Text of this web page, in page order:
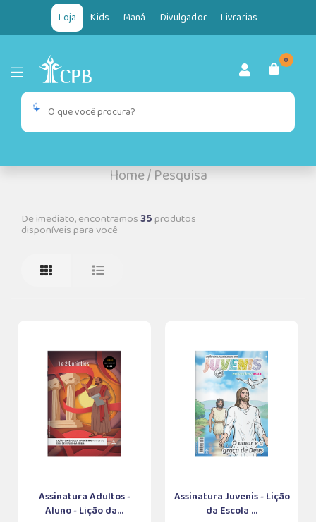
Loja Kids Maná Divulgador Livrarias
0
Home/Pesquisa
De imediato, encontramos35produtos
disponíveis para você
Assinatura Adultos -
Aluno - Lição da...
Assinatura Juvenis - Lição
da Escola ...